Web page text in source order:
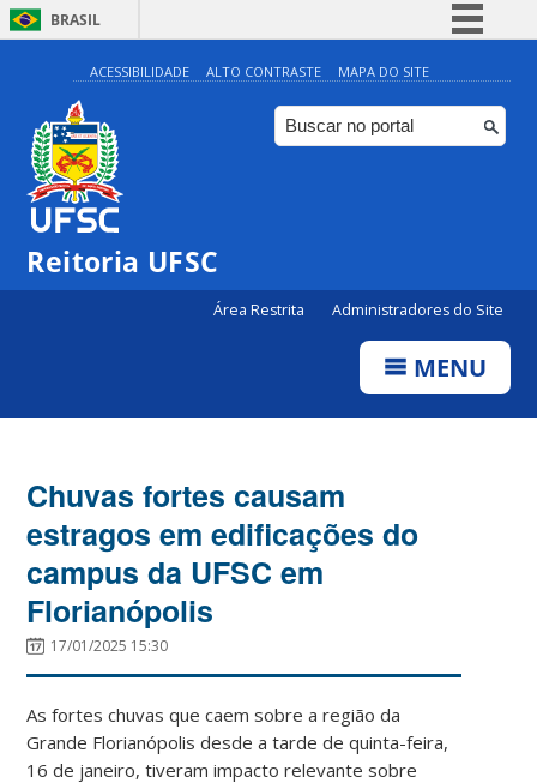
BRASIL
Simplifique!
Comunica BR
Participe
ACESSIBILIDADE ALTO CONTRASTE MAPA DO SITE
Reitoria UFSC
Área Restrita Administradores do Site
MENU
Chuvas fortes causam
estragos em edificações do
campus da UFSC em
Florianópolis
17/01/2025 15:30
As fortes chuvas que caem sobre a região da
Grande Florianópolis desde a tarde de quinta-feira,
16 de janeiro, tiveram impacto relevante sobre